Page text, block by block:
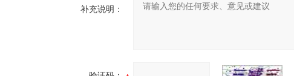
补充说明：